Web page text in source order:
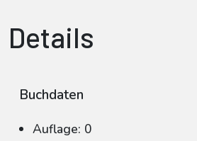
Details
Buchdaten
Auflage: 0